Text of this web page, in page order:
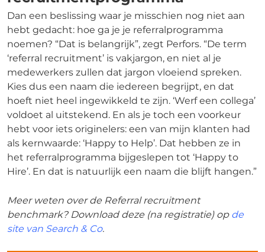
Dan een beslissing waar je misschien nog niet aan
hebt gedacht: hoe ga je je referralprogramma
noemen? “Dat is belangrijk”, zegt Perfors. “De term
‘referral recruitment’ is vakjargon, en niet al je
medewerkers zullen dat jargon vloeiend spreken.
Kies dus een naam die iedereen begrijpt, en dat
hoeft niet heel ingewikkeld te zijn. ‘Werf een collega’
voldoet al uitstekend. En als je toch een voorkeur
hebt voor iets originelers: een van mijn klanten had
als kernwaarde: ‘Happy to Help’. Dat hebben ze in
het referralprogramma bijgeslepen tot ‘Happy to
Hire’. En dat is natuurlijk een naam die blijft hangen.”
Meer weten over de Referral recruitment
benchmark? Download deze (na registratie) op de
site van Search & Co.